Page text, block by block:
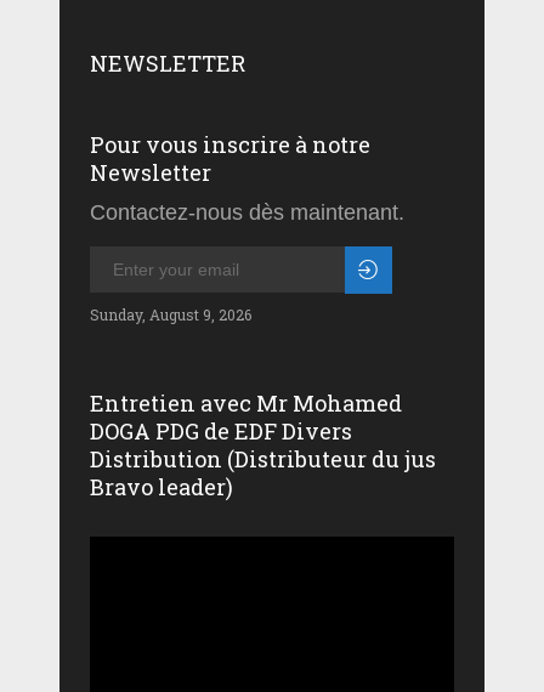
NEWSLETTER
Pour vous inscrire à notre
Newsletter
Contactez-nous dès maintenant.
Sunday, August 9, 2026
Entretien avec Mr Mohamed
DOGA PDG de EDF Divers
Distribution (Distributeur du jus
Bravo leader)